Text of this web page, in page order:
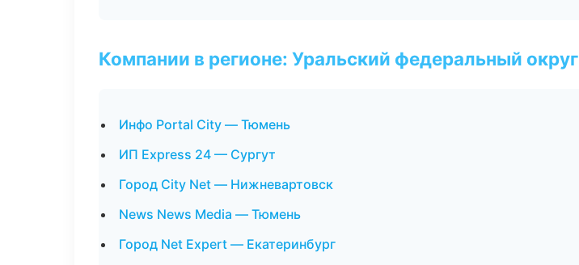
Компании в регионе: Уральский федеральный округ
Инфо Portal City — Тюмень
ИП Express 24 — Сургут
Город City Net — Нижневартовск
News News Media — Тюмень
Город Net Expert — Екатеринбург